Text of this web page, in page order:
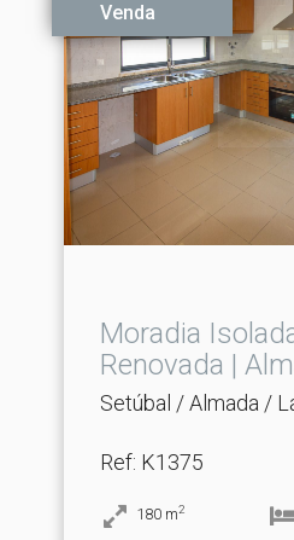
Venda
Moradia
Renovada |
Setúbal / Almada /
Ref: K1375
180 m2